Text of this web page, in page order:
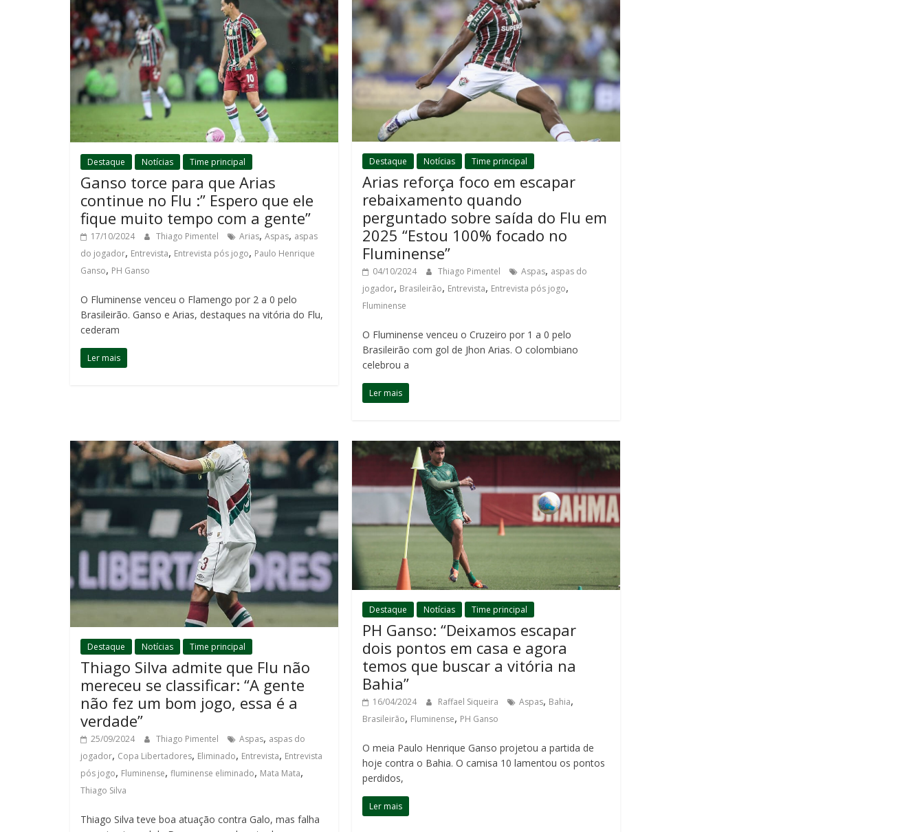
Destaque Notícias Time principal
Ganso torce para que Arias
continue no Flu :” Espero que ele
fique muito tempo com a gente”
17/10/2024 Thiago Pimentel Arias, Aspas, aspas
do jogador, Entrevista, Entrevista pós jogo, Paulo Henrique
Ganso, PH Ganso
O Fluminense venceu o Flamengo por 2 a 0 pelo
Brasileirão. Ganso e Arias, destaques na vitória do Flu,
cederam
Ler mais
Destaque Notícias Time principal
Arias reforça foco em escapar
rebaixamento quando
perguntado sobre saída do Flu em
2025 “Estou 100% focado no
Fluminense”
04/10/2024 Thiago Pimentel Aspas, aspas do
jogador, Brasileirão, Entrevista, Entrevista pós jogo,
Fluminense
O Fluminense venceu o Cruzeiro por 1 a 0 pelo
Brasileirão com gol de Jhon Arias. O colombiano
celebrou a
Ler mais
Destaque Notícias Time principal
Thiago Silva admite que Flu não
mereceu se classificar: “A gente
não fez um bom jogo, essa é a
verdade”
25/09/2024 Thiago Pimentel Aspas, aspas do
jogador, Copa Libertadores, Eliminado, Entrevista, Entrevista
pós jogo, Fluminense, fluminense eliminado, Mata Mata,
Thiago Silva
Thiago Silva teve boa atuação contra Galo, mas falha
Destaque Notícias Time principal
PH Ganso: “Deixamos escapar
dois pontos em casa e agora
temos que buscar a vitória na
Bahia”
16/04/2024 Raffael Siqueira Aspas, Bahia,
Brasileirão, Fluminense, PH Ganso
O meia Paulo Henrique Ganso projetou a partida de
hoje contra o Bahia. O camisa 10 lamentou os pontos
perdidos,
Ler mais